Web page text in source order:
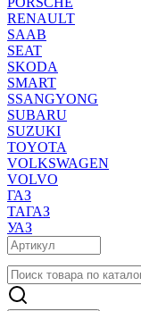
RENAULT
SAAB
SEAT
SKODA
SMART
SSANGYONG
SUBARU
SUZUKI
TOYOTA
VOLKSWAGEN
VOLVO
ГАЗ
ТАГАЗ
УАЗ